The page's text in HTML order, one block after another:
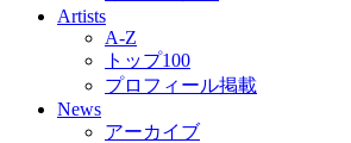
Artists
A-Z
トップ100
プロフィール掲載
News
アーカイブ